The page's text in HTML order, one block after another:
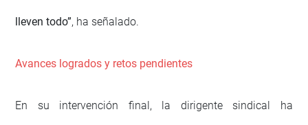
lleven todo”, ha señalado.
Avances logrados y retos pendientes
En su intervención final, la dirigente sindical ha